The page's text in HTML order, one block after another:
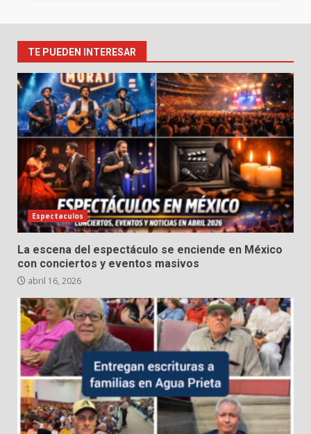
TE PUEDEN INTERESAR
Espectaculos
La escena del espectáculo se enciende en México
con conciertos y eventos masivos
abril 16, 2026